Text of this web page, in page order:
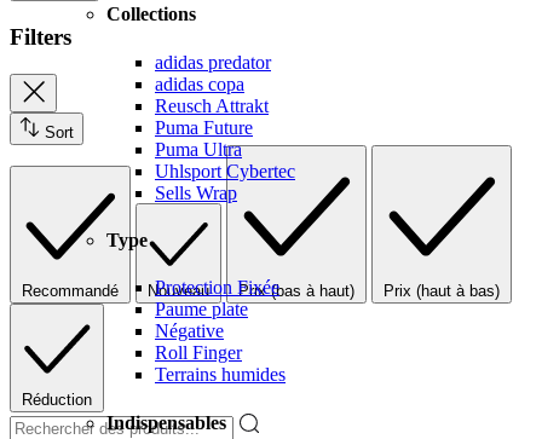
Collections
adidas predator
adidas copa
Reusch Attrakt
Puma Future
Puma Ultra
Uhlsport Cybertec
Sells Wrap
Type
Protection Fixée
Paume plate
Négative
Roll Finger
Terrains humides
Indispensables
Filters
Sort
Recommandé Nouveau Prix (bas à haut) Prix (haut à bas)
Réduction